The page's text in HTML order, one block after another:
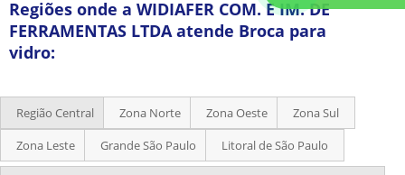
Regiões onde a WIDIAFER COM. E IM. DE
FERRAMENTAS LTDA atende Broca para
vidro:
Região Central Zona Norte Zona Oeste
Zona Sul
Zona Leste
Grande São Paulo Litoral de São Paulo